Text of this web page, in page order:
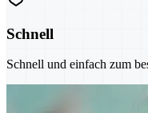
Schnell
Schnell und einfach zum